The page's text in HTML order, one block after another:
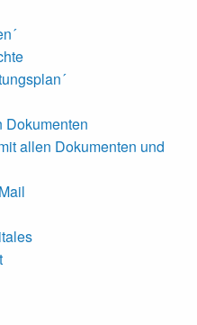
Dokumenten
allen Dokumenten und